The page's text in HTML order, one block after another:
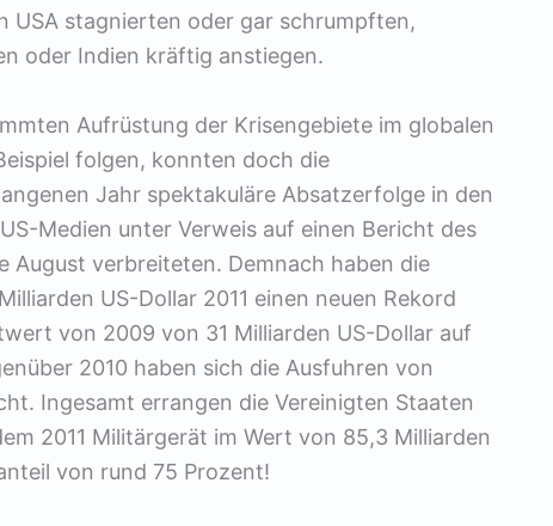
USA stagnierten oder gar schrumpften,
oder Indien kräftig anstiegen.
Aufrüstung der Krisengebiete im globalen
folgen, konnten doch die
Jahr spektakuläre Absatzerfolge in den
Medien unter Verweis auf einen Bericht des
August verbreiteten. Demnach haben die
US-Dollar 2011 einen neuen Rekord
von 2009 von 31 Milliarden US-Dollar auf
2010 haben sich die Ausfuhren von
Ingesamt errangen die Vereinigten Staaten
2011 Militärgerät im Wert von 85,3 Milliarden
von rund 75 Prozent!